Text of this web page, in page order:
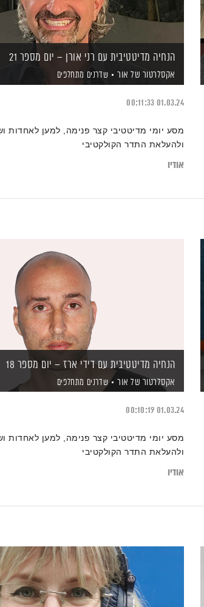
הנחיה מדיטטיבית עם רני אורן – יום מספר 21
אקסלרטור של אור שדרנים מתחלפים
01.03.24
00:11:33
מסע יומי מדיטטיבי קצר פנימה, למען לאחדות
ולהעלאת התדר הקולקטיבי
אודיו
הנחיה מדיטטיבית עם דידי ארז – יום מספר 18
אקסלרטור של אור שדרנים מתחלפים
01.03.24
00:10:19
מסע יומי מדיטטיבי קצר פנימה, למען לאחדות
ולהעלאת התדר הקולקטיבי
אודיו